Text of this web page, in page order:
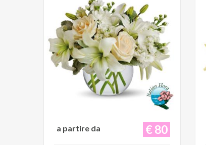
€ 80
a partire da